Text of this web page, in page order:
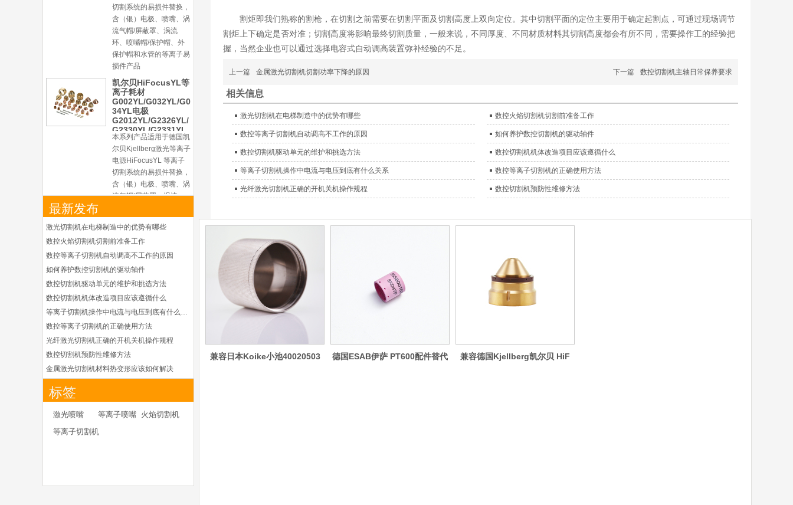
切割系统的易损件替换，
含（银）电极、喷嘴、涡
流气帽/屏蔽罩、涡流
环、喷嘴帽/保护帽、外
保护帽和水管的等离子易
损件产品
凯尔贝HiFocusYL等
离子耗材
G002YL/G032YL/G0
34YL电极
G2012YL/G2326YL/
G2330YL/G2331YL
喷嘴
本系列产品适用于德国凯
尔贝Kjellberg激光等离子
电源HiFocusYL 等离子
切割系统的易损件替换，
含（银）电极、喷嘴、涡
流气帽/屏蔽罩、涡流
保护帽和水管的等离子易
损件产品
德国凯尔贝 HiFocus
等离子耗材替代
G002Y/G003Y/G032
Y/G034Y电极
G2331Y(K)/G2330Y(
K)/G2326Y(K)等喷嘴
本系列产品适用于德国凯
尔贝Kjellberg激光等离子
电源HiFocus 等离子切割
系统的易损件替换，含
（银）电极、喷嘴、涡流
喷嘴帽/保护帽、外保护
日本小池super 400(
最新发布
激光切割机在电梯制造中的优势有哪些
数控火焰切割机切割前准备工作
数控等离子切割机自动调高不工作的原因
如何养护数控切割机的驱动轴件
数控切割机驱动单元的维护和挑选方法
数控切割机机体改造项目应该遵循什么
等离子切割机操作中电流与电压到底有什么关系
数控等离子切割机的正确使用方法
光纤激光切割机正确的开机关机操作规程
数控切割机预防性维修方法
金属激光切割机材料热变形应该如何解决
光纤激光切割机常用的切割辅助气体
光纤激光切割机辅助气体如何选择
标签
激光喷嘴 等离子喷嘴 火焰切割机
等离子切割机
割炬即我们熟称的割枪，在切割之前需要在切割平面及切割高度上双向定位。其中切割平面的定位主要用于确定起割点，可通过现场调节
割炬上下确定是否对准；切割高度将影响最终切割质量，一般来说，不同厚度、不同材质材料其切割高度都会有所不同，需要操作工的经验把
握，当然企业也可以通过选择电容式自动调高装置弥补经验的不足。
上一篇 金属激光切割机切割功率下降的原因 下一篇 数控切割机主轴日常保养要求
相关信息
激光切割机在电梯制造中的优势有哪些 数控火焰切割机切割前准备工作
数控等离子切割机自动调高不工作的原因 如何养护数控切割机的驱动轴件
数控切割机驱动单元的维护和挑选方法 数控切割机机体改造项目应该遵循什么
等离子切割机操作中电流与电压到底有什么关系 数控等离子切割机的正确使用方法
光纤激光切割机正确的开机关机操作规程 数控切割机预防性维修方法
兼容日本Koike小池40020503
德国ESAB伊萨 PT600配件替代
兼容德国Kjellberg凯尔贝 HiF